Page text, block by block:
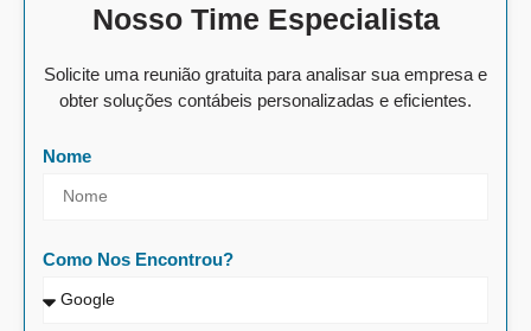
Nosso Time Especialista
Solicite uma reunião gratuita para analisar sua empresa e
obter soluções contábeis personalizadas e eficientes.
Nome
Como Nos Encontrou?